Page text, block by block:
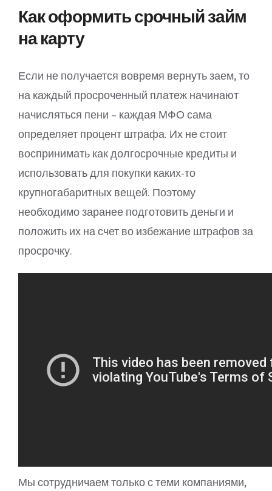
Как оформить срочный займ
на карту
Если не получается вовремя вернуть заем, то
на каждый просроченный платеж начинают
начисляться пени – каждая МФО сама
определяет процент штрафа. Их не стоит
воспринимать как долгосрочные кредиты и
использовать для покупки каких-то
крупногабаритных вещей. Поэтому
необходимо заранее подготовить деньги и
положить их на счет во избежание штрафов за
просрочку.
Мы сотрудничаем только с теми компаниями,